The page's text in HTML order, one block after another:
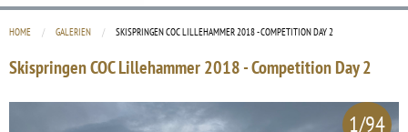
HOME GALERIEN CURRENT:
SKISPRINGEN COC LILLEHAMMER 2018 - COMPETITION DAY 2
Skispringen COC Lillehammer 2018 - Competition Day 2
1/94